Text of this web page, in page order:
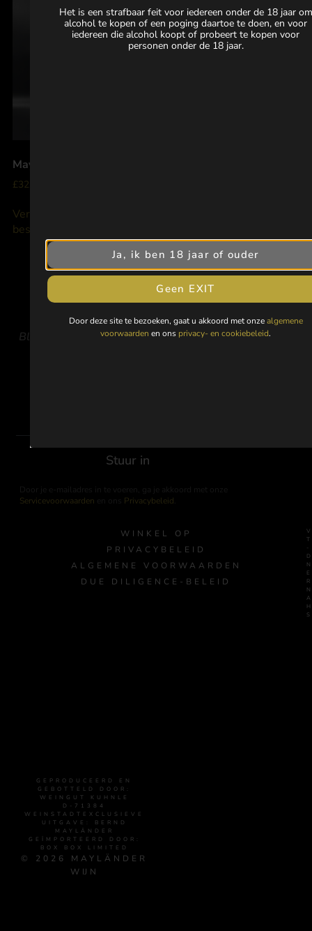
Mayländer 2024 Riesling
£32.00
Verwittig wanneer
beschikbaar in uw land
2 →
Blijf op de hoogte voor updates over nieuwe releases,
Stuur in
Servicevoorwaarden
Privacybeleid
WINKEL OP
PRIVACYBELEID
ALGEMENE VOORWAARDEN
DUE DILIGENCE-BELEID
GEPRODUCEERD EN
GEBOTTELD DOOR:
WEINGUT KUHNLE
D-71384
WEINSTADTEXCLUSIEVE
UITGAVE: BERND
MAYLÄNDER
GEÏMPORTEERD DOOR:
BOX BOX LIMITED
© 2026 MAYLÄNDER
WIJN
Het is een strafbaar feit voor iedereen onder de 18 jaar om
alcohol te kopen of een poging daartoe te doen, en voor
iedereen die alcohol koopt of probeert te kopen voor
personen onder de 18 jaar.
Ja, ik ben 18 jaar of ouder
Geen EXIT
Door deze site te bezoeken, gaat u akkoord met onzealgemene
voorwaarden en ons privacy- en cookiebeleid.